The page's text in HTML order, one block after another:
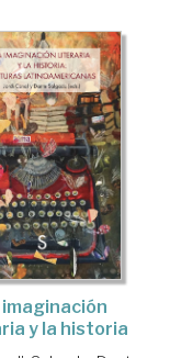
imaginación
y la historia